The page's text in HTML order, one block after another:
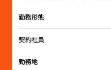
勤務形態
契約社員
勤務地